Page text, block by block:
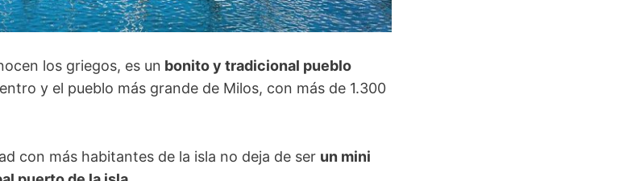
los griegos, es un bonito y tradicional pueblo
y el pueblo más grande de Milos, con más de 1.300
con más habitantes de la isla no deja de ser un mini